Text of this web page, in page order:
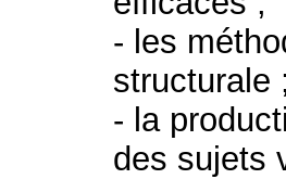
- les
structurale ;
- la
des sujets